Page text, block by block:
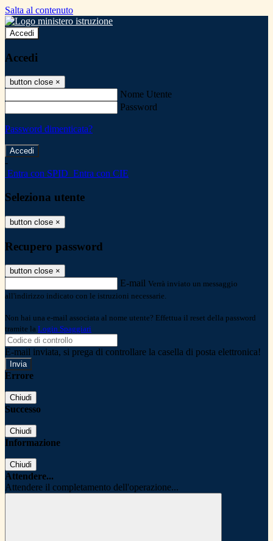
Salta al contenuto
Accedi
Accedi
button close ×
Nome Utente
Password
Password dimenticata?
-
Entra con SPID Entra con CIE
Seleziona utente
button close ×
Recupero password
button close ×
E-mail Verrà inviato un messaggio
all'indirizzo indicato con le istruzioni necessarie.
Non hai una e-mail associata al nome utente? Effettua il reset della password
tramite la Login Spaggiari
E-mail inviata, si prega di controllare la casella di posta elettronica!
Errore
Chiudi
Successo
Chiudi
Informazione
Chiudi
Attendere...
Attendere il completamento dell'operazione...